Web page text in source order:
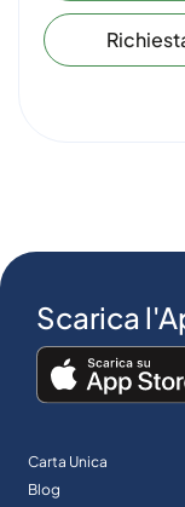
Scarica
Carta Unica
Blog